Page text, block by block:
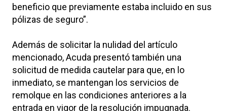
beneficio que previamente estaba incluido en sus
pólizas de seguro”.
Además de solicitar la nulidad del artículo
mencionado, Acuda presentó también una
solicitud de medida cautelar para que, en lo
inmediato, se mantengan los servicios de
remolque en las condiciones anteriores a la
entrada en vigor de la resolución impugnada.